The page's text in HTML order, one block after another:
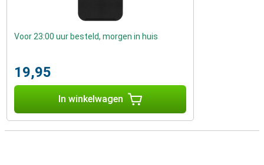
Voor 23:00 uur besteld, morgen in huis
19,95
In winkelwagen